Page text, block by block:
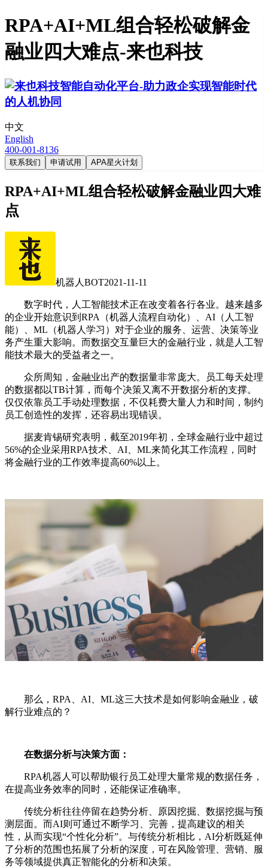
RPA+AI+ML组合轻松破解金
融业四大难点-来也科技
中文
English
400-001-8136
联系我们 申请试用 APA星火计划
RPA+AI+ML组合轻松破解金融业四大难
点
机器人BOT2021-11-11
数字时代，人工智能技术正在改变着各行各业。越来越多
的企业开始意识到RPA（机器人流程自动化）、AI（人工智
能）、ML（机器人学习）对于企业的服务、运营、决策等业
务产生重大影响。而数据交互量巨大的金融行业，就是人工智
能技术最大的受益者之一。
众所周知，金融业出产的数据量非常庞大。员工每天处理
的数据都以TB计算，而每个决策又离不开数据分析的支撑。
仅仅依靠员工手动处理数据，不仅耗费大量人力和时间，制约
员工创造性的发挥，还容易出现错误。
据麦肯锡研究表明，截至2019年初，全球金融行业中超过
56%的企业采用RPA技术、AI、ML来简化其工作流程，同时
将金融行业的工作效率提高60%以上。
那么，RPA、AI、ML这三大技术是如何影响金融业，破
解行业难点的？
在数据分析与决策方面：
RPA机器人可以帮助银行员工处理大量常规的数据任务，
在提高业务效率的同时，还能保证准确率。
传统分析往往停留在趋势分析、原因挖掘、数据挖掘与预
测层面。而AI则可通过不断学习、完善，提高建议的相关
性，从而实现“个性化分析”。与传统分析相比，AI分析既延伸
了分析的范围也拓展了分析的深度，可在风险管理、营销、服
务等领域提供真正智能化的分析和决策。